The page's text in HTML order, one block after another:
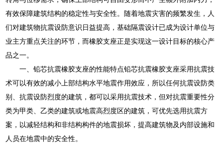
有效保障建筑结构的稳定性与安全性。随着地震灾害的频繁发生，人
们对建筑物抗震设防意识日益提高，基础隔震设计已成为设计单位与
业主方重点关注的环节，而橡胶支座正是实现这一设计目标的核心产
品之一。
一、铅芯抗震橡胶支座的性能特点铅芯抗震橡胶支座采用抗震技
术可以有效的减小上部结构水平地震作用效应，所以任何抗震设防类
别、抗震设防烈度的建筑，都可以采用抗震技术，但对抗震重要性分
类为甲类、乙类的建筑或地震高烈度区的建筑，可优先选用抗震方
案，以减轻结构和非结构构件的地震损坏，提高建筑物及内部设施和
人员在地震中的安全性。